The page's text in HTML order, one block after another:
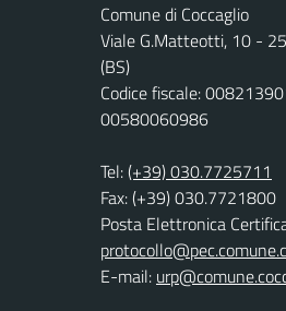
Comune di Coccaglio
Viale G.Matteotti, 10 -
(BS)
Codice fiscale:
00580060986
Tel:(+39) 030.7725711
Fax: (+39) 030.7721800
Posta Elettronica
E-mail: